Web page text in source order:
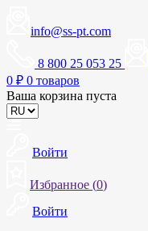
info@ss-pt.com
8 800 25 053 25
0 ₽ 0 товаров
Ваша корзина пуста
Войти
Избранное (0)
Войти